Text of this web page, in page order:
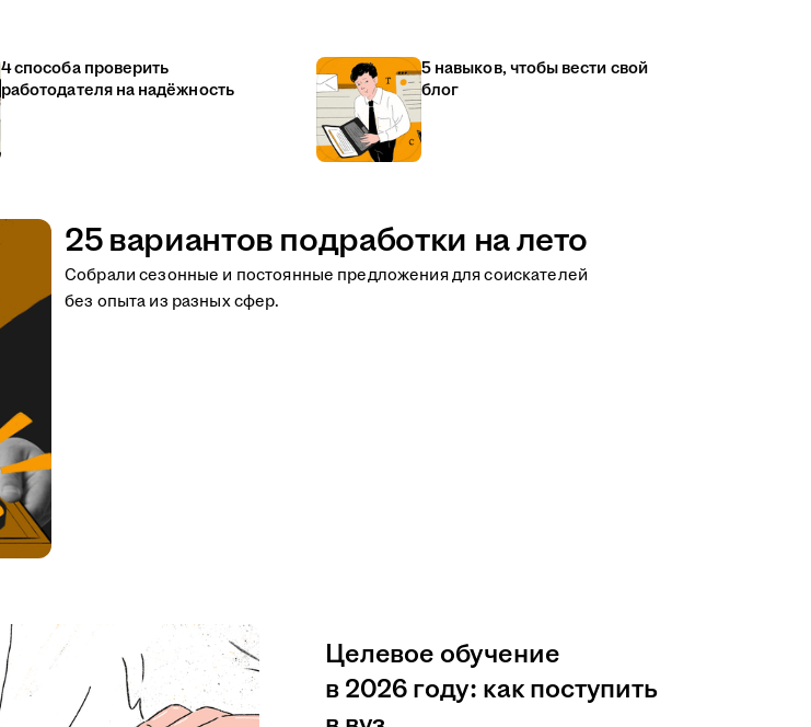
4 способа проверить
работодателя на надёжность
5 навыков, чтобы вести свой
блог
25 вариантов подработки на лето
Собрали сезонные и постоянные предложения для соискателей
без опыта из разных сфер.
Целевое обучение
в 2026 году: как поступить